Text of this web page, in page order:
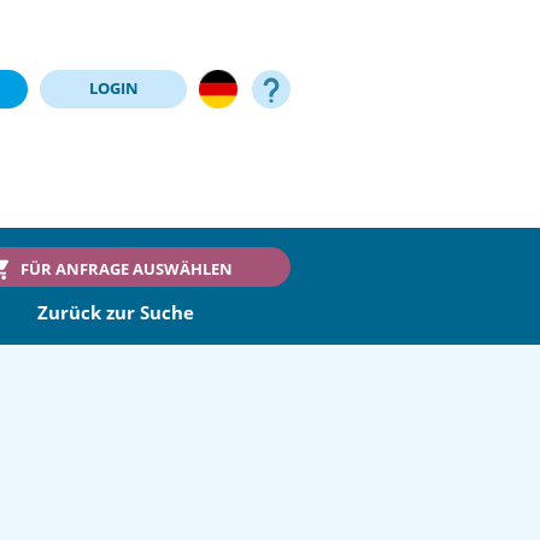
LOGIN
FÜR ANFRAGE AUSWÄHLEN
Zurück zur Suche